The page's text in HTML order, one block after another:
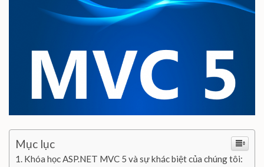
Mục lục
Khóa học ASP.NET MVC 5 và sự khác biệt của chúng tôi: